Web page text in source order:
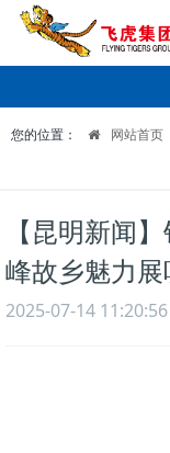
您的位置： 网站首页
【昆明新闻
峰故乡魅力
2025-07-14 11:20:56